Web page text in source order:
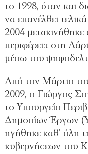
το 1998, όταν και
να επανέλθει
2004 μετακινήθηκε
περιφέρεια στη
μέσω του
Από τον Μάρτιο
2009, ο Γιώργος
το Υπουργείο
Δημοσίων Έργων
ηγήθηκε καθ’ όλη
κυβερνήσεων του